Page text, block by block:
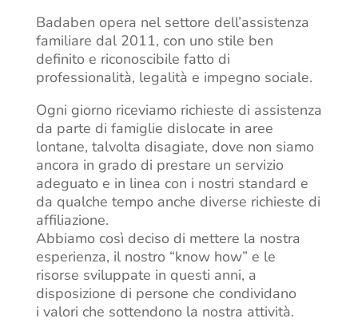
Badaben opera nel settore dell’assistenza
familiare dal 2011, con uno stile ben
definito e riconoscibile fatto di
professionalità, legalità e impegno sociale.
Ogni giorno riceviamo richieste di assistenza
da parte di famiglie dislocate in aree
lontane, talvolta disagiate, dove non siamo
ancora in grado di prestare un servizio
adeguato e in linea con i nostri standard e
da qualche tempo anche diverse richieste di
affiliazione.
Abbiamo così deciso di mettere la nostra
esperienza, il nostro “know how” e le
risorse sviluppate in questi anni, a
disposizione di persone che condividano
i valori che sottendono la nostra attività.